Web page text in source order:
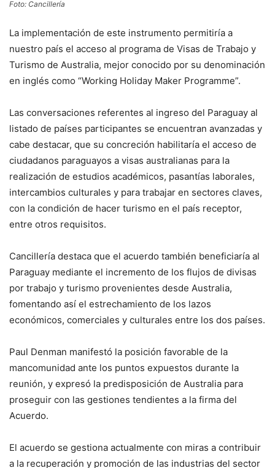
Foto: Cancillería
La implementación de este instrumento permitiría a
nuestro país el acceso al programa de Visas de Trabajo y
Turismo de Australia, mejor conocido por su denominación
en inglés como “Working Holiday Maker Programme”.
Las conversaciones referentes al ingreso del Paraguay al
listado de países participantes se encuentran avanzadas y
cabe destacar, que su concreción habilitaría el acceso de
ciudadanos paraguayos a visas australianas para la
realización de estudios académicos, pasantías laborales,
intercambios culturales y para trabajar en sectores claves,
con la condición de hacer turismo en el país receptor,
entre otros requisitos.
Cancillería destaca que el acuerdo también beneficiaría al
Paraguay mediante el incremento de los flujos de divisas
por trabajo y turismo provenientes desde Australia,
fomentando así el estrechamiento de los lazos
económicos, comerciales y culturales entre los dos países.
Paul Denman manifestó la posición favorable de la
mancomunidad ante los puntos expuestos durante la
reunión, y expresó la predisposición de Australia para
proseguir con las gestiones tendientes a la firma del
Acuerdo.
El acuerdo se gestiona actualmente con miras a contribuir
a la recuperación y promoción de las industrias del sector